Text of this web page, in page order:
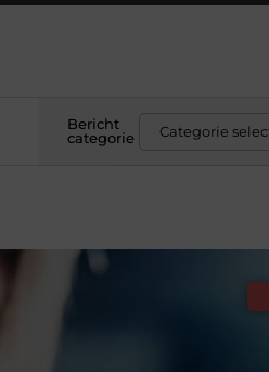
Bericht
categorie